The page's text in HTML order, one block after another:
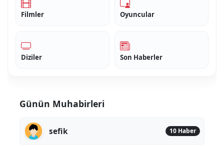
Filmler Oyuncular
Diziler Son Haberler
Günün Muhabirleri
sefik 10 Haber